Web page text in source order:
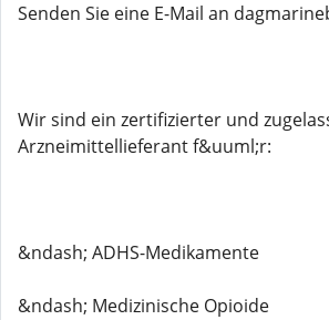
Senden Sie eine E-Mail an
Wir sind ein zertifizierter und
Arzneimittellieferant f&uuml;r:
&ndash; ADHS-Medikamente
&ndash; Medizinische Opioide